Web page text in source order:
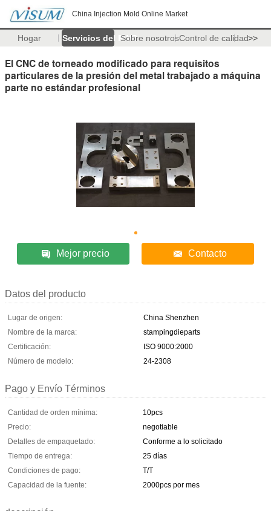
China Injection Mold Online Market
Hogar Servicios del PWBSobre nosotrosControl de calidad>>
El CNC de torneado modificado para requisitos
particulares de la presión del metal trabajado a máquina
parte no estándar profesional
Mejor precio Contacto
Datos del producto
Lugar de origen:
China Shenzhen
Nombre de la marca:
stampingdieparts
Certificación:
ISO 9000:2000
Número de modelo:
24-2308
Pago y Envío Términos
Cantidad de orden mínima:
10pcs
Precio:
negotiable
Detalles de empaquetado:
Conforme a lo solicitado
Tiempo de entrega:
25 días
Condiciones de pago:
T/T
Capacidad de la fuente:
2000pcs por mes